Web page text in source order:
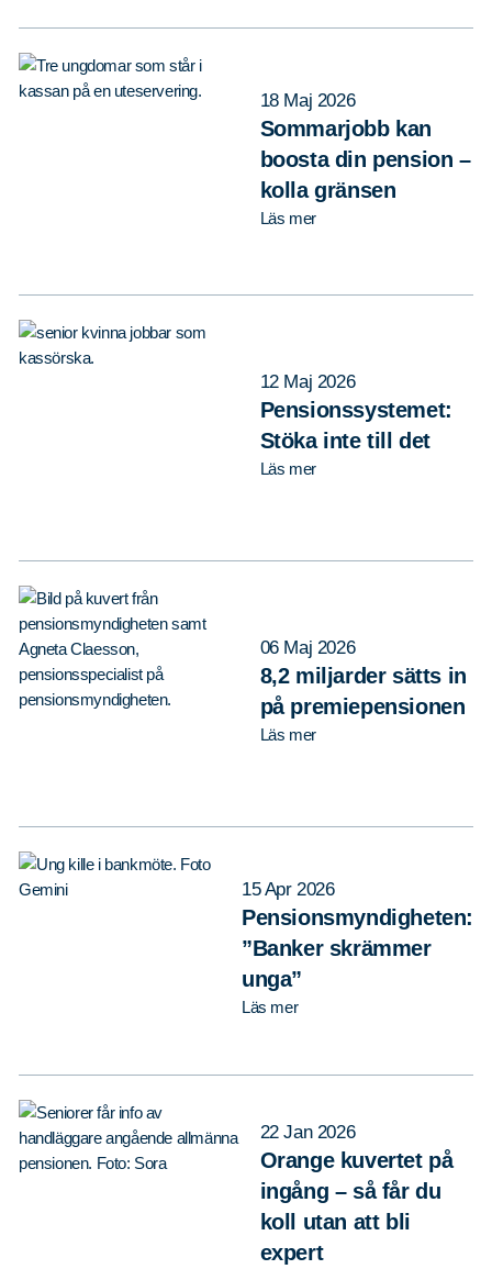
18 Maj 2026
Sommarjobb kan
boosta din pension –
kolla gränsen
Läs mer
12 Maj 2026
Pensionssystemet:
Stöka inte till det
Läs mer
06 Maj 2026
8,2 miljarder sätts in
på premiepensionen
Läs mer
15 Apr 2026
Pensionsmyndigheten:
”Banker skrämmer
unga”
Läs mer
22 Jan 2026
Orange kuvertet på
ingång – så får du
koll utan att bli
expert